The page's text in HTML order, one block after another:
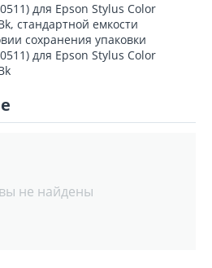
для Epson Stylus Color
стандартной емкости
сохранения упаковки
для Epson Stylus Color
не найдены